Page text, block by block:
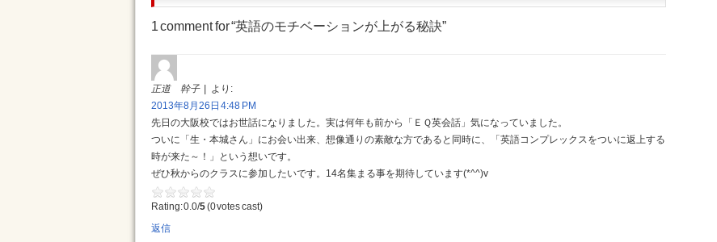
1 comment for “英語のモチベーションが上がる秘訣”
正道 幹子
より:
2013年8月26日 4:48 PM
先日の大阪校ではお世話になりました。実は何年も前から「ＥＱ英会話」気になっていました。
ついに「生・本城さん」にお会い出来、想像通りの素敵な方であると同時に、「英語コンプレックスをついに返上する
時が来た～！」という想いです。
ぜひ秋からのクラスに参加したいです。14名集まる事を期待しています(*^^)v
Rating: 0.0/5(0 votes cast)
返信